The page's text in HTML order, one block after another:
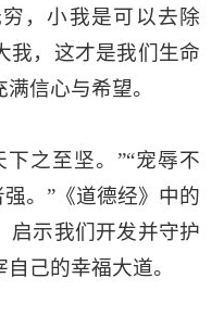
，小我是可以去除
我，这才是我们生命
信心与希望。
之至坚。”“宠辱不
。”《道德经》中的
启示我们开发并守护
己的幸福大道。